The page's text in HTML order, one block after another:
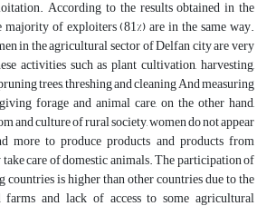
According to the results obtained in the
of exploiters (81%) are in the same way.
in the agricultural sector of Delfan city are very
activities such as plant cultivation, harvesting,
trees, threshing and cleaning And measuring
forage and animal care, on the other hand,
and culture of rural society, women do not appear
more to produce products and products from
care of domestic animals. The participation of
is higher than other countries due to the
and lack of access to some agricultural